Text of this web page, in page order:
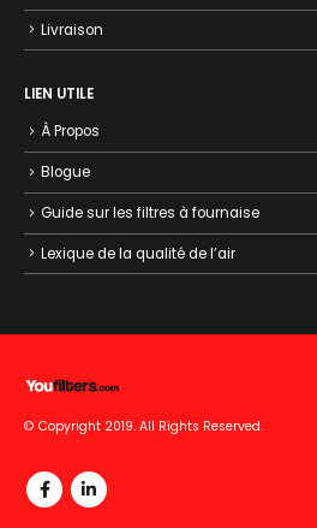
Livraison
LIEN UTILE
À Propos
Blogue
Guide sur les filtres à fournaise
Lexique de la qualité de l’air
© Copyright 2019. All Rights Reserved.